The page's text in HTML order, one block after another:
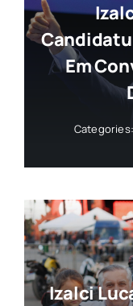
Em
Categories:
Izalci